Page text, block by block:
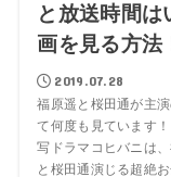
と放送時間
画を見る方法
2019.07.28
福原遥と桜田通が主
て何度も見ています
写ドラマコヒバニは
と桜田通演じる超絶